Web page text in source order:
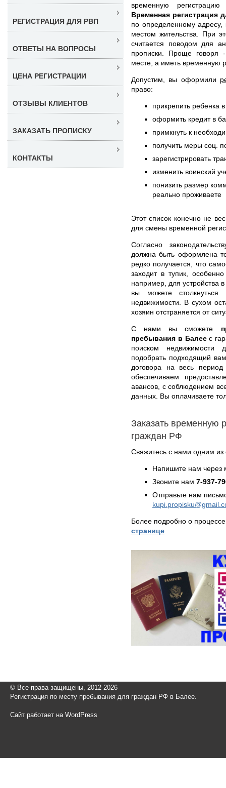
временную
Временная регистрация
по определенному адресу,
местом жительства. При
считается поводом для
прописки. Проще
месте, а иметь временную
Допустим, вы оформили
право:
прикрепить ребенка
оформить кредит в
примкнуть к
получить меры соц.
зарегистрировать
изменить воинский
понизить размер
реально проживаете
Этот список конечно не
для смены временной
Согласно
должна быть оформлена
редко получается, что
заходит в тупик,
например, для устройства
вы можете
недвижимости. В сухом
хозяин отстраняется от
С нами вы сможете
пребывания в Балеес
поиском
подобрать подходящий
договора на весь
обеспечиваем
авансов, с соблюдением
данных. Вы оплачиваете
Заказать временную
граждан РФ
Свяжитесь с нами одним
Напишите нам через
Звоните нам 7-937-
Отправьте нам
Более подробно о
странице
РЕГИСТРАЦИЯ ДЛЯ РВП
ОТВЕТЫ НА ВОПРОСЫ
ЦЕНА РЕГИСТРАЦИИ
ОТЗЫВЫ КЛИЕНТОВ
ЗАКАЗАТЬ ПРОПИСКУ
КОНТАКТЫ
© Все права защищены, 2012-2026
Регистрация по месту пребывания для граждан РФ в Балее.
Сайт работает на WordPress